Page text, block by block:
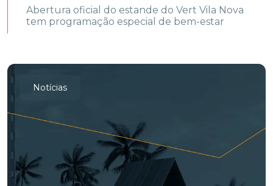
Abertura oficial do estande do Vert Vila Nova
tem programação especial de bem-estar
Notícias